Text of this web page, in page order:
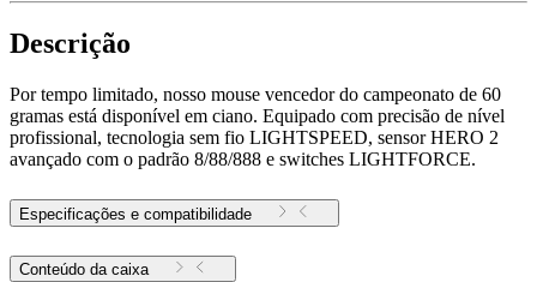
Descrição
Por tempo limitado, nosso mouse vencedor do campeonato de 60
gramas está disponível em ciano. Equipado com precisão de nível
profissional, tecnologia sem fio LIGHTSPEED, sensor HERO 2
avançado com o padrão 8/88/888 e switches LIGHTFORCE.
Especificações e compatibilidade
Conteúdo da caixa